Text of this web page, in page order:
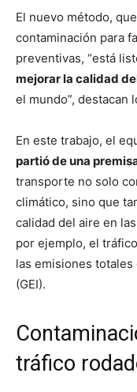
El nuevo método,
contaminación para
preventivas, “está
mejorar la calidad
el mundo”, destacan
En este trabajo, el
partió de una
transporte no solo
climático, sino que
calidad del aire en
por ejemplo, el
las emisiones
(GEI).
tráfico